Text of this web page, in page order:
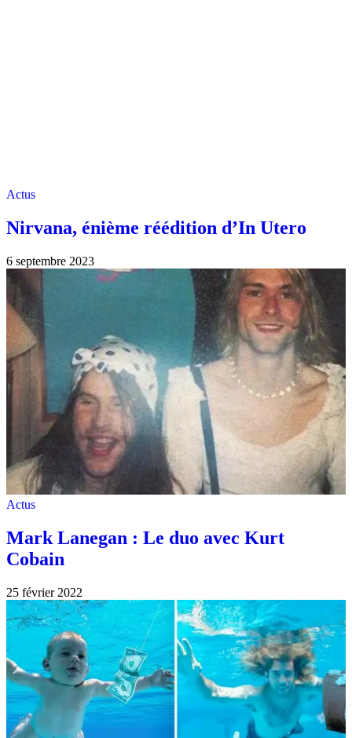
Actus
Nirvana, énième réédition d’In Utero
6 septembre 2023
Actus
Mark Lanegan : Le duo avec Kurt
Cobain
25 février 2022